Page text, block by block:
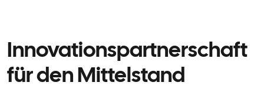
Innovationspartnerschaft
für den Mittelstand